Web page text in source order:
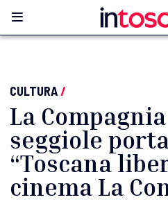
CULTURA/
La
seggiole
“Toscana
cinema La